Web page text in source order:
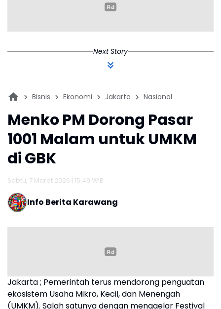
Next Story
Bisnis Ekonomi Jakarta Nasional
Menko PM Dorong Pasar
1001 Malam untuk UMKM
di GBK
Sabtu, 7 Maret 2026 | 15:49 WIB
Info Berita Karawang
Jakarta ; Pemerintah terus mendorong penguatan
ekosistem Usaha Mikro, Kecil, dan Menengah
(UMKM). Salah satunya dengan menggelar Festival